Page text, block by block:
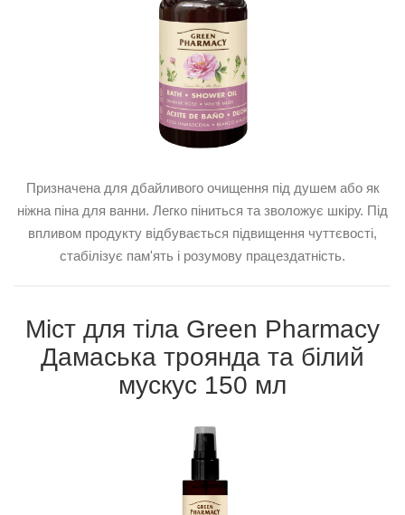
Призначена для дбайливого очищення під душем або як
ніжна піна для ванни. Легко піниться та зволожує шкіру. Під
впливом продукту відбувається підвищення чуттєвості,
стабілізує пам'ять і розумову працездатність.
Міст для тіла Green Pharmacy
Дамаська троянда та білий
мускус 150 мл